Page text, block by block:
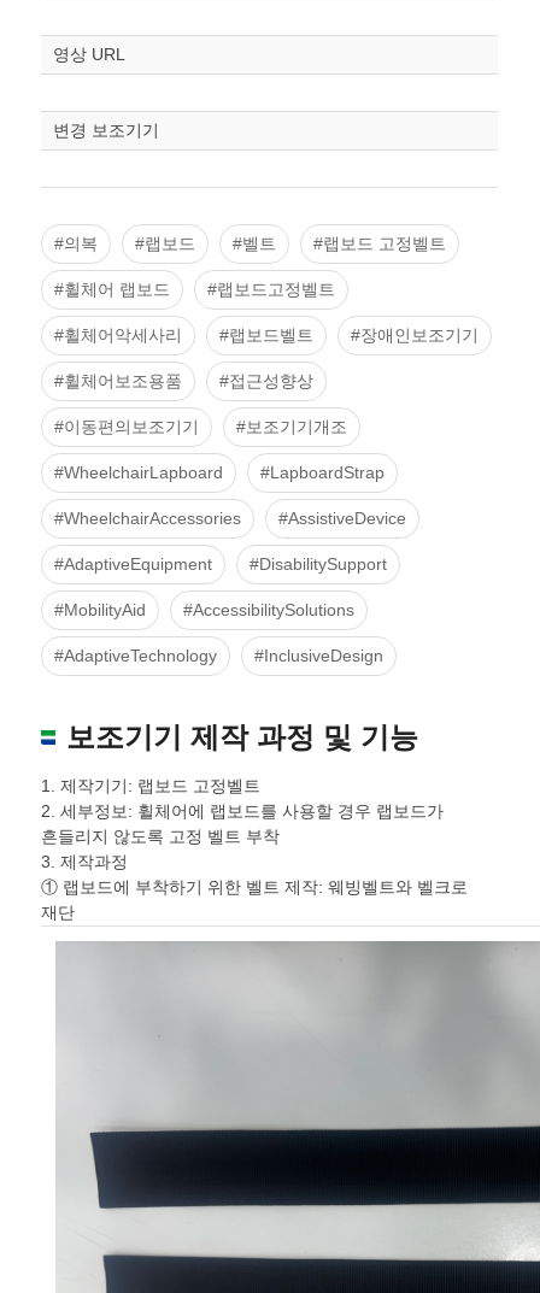
영상 URL
변경 보조기기
#의복 #랩보드 #벨트 #랩보드 고정벨트
#휠체어 랩보드 #랩보드고정벨트
#휠체어악세사리 #랩보드벨트 #장애인보조기기
#휠체어보조용품 #접근성향상
#이동편의보조기기 #보조기기개조
#WheelchairLapboard #LapboardStrap
#WheelchairAccessories #AssistiveDevice
#AdaptiveEquipment #DisabilitySupport
#MobilityAid #AccessibilitySolutions
#AdaptiveTechnology #InclusiveDesign
보조기기 제작 과정 및 기능
1. 제작기기: 랩보드 고정벨트
2. 세부정보: 휠체어에 랩보드를 사용할 경우 랩보드가
흔들리지 않도록 고정 벨트 부착
3. 제작과정
① 랩보드에 부착하기 위한 벨트 제작: 웨빙벨트와 벨크로
재단